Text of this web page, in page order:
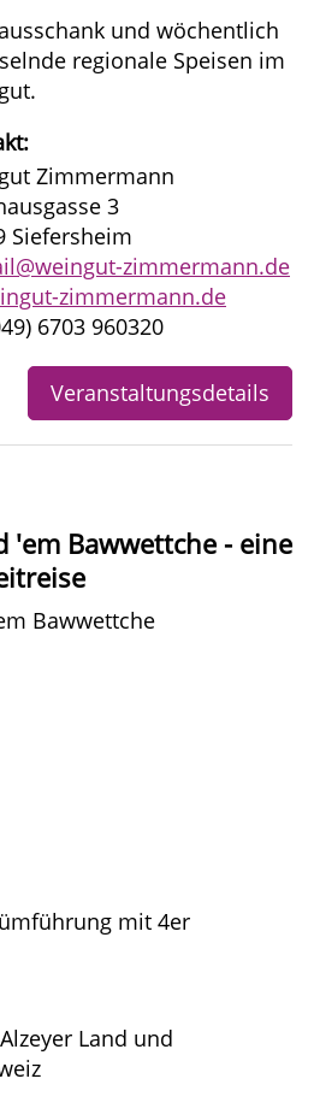
und wöchentlich
regionale Speisen im
Zimmermann
3
Siefersheim
zimmermann.de
zimmermann.de
6703 960320
Veranstaltungsdetails
'em Bawwettche - eine
mit 4er
Land und